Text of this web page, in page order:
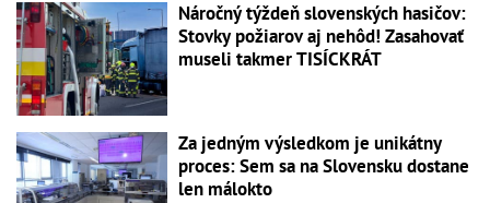
Náročný týždeň slovenských hasičov:
Stovky požiarov aj nehôd! Zasahovať
museli takmer TISÍCKRÁT
Za jedným výsledkom je unikátny
proces: Sem sa na Slovensku dostane
len málokto